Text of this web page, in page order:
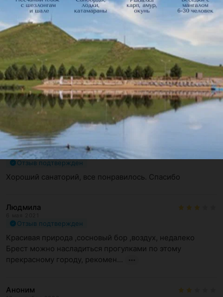
Елена
9 марта 2023
Отзыв подтвержден
Хороший санаторий, все понравилось. Спасибо
Людмила
Отзыв подтвержден
Красивая природа ,сосновый бор ,воздух, недалеко
Брест можно насладиться прогулками по этому
прекрасному городу, рекомен...
Аноним